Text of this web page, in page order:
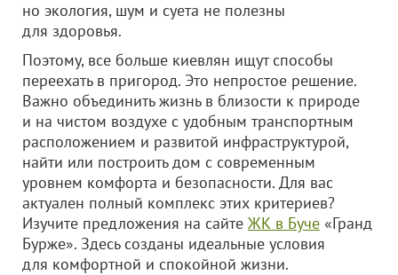
но экология, шум и суета не полезны
для здоровья.
Поэтому, все больше киевлян ищут способы
переехать в пригород. Это непростое решение.
Важно объединить жизнь в близости к природе
и на чистом воздухе с удобным транспортным
расположением и развитой инфраструктурой,
найти или построить дом с современным
уровнем комфорта и безопасности. Для вас
актуален полный комплекс этих критериев?
Изучите предложения на сайте ЖК в Буче «Гранд
Бурже». Здесь созданы идеальные условия
для комфортной и спокойной жизни.